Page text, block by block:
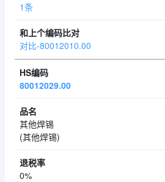
1条
对比-80012010.00
80012029.00
其他焊锡
(其他焊锡)
0%